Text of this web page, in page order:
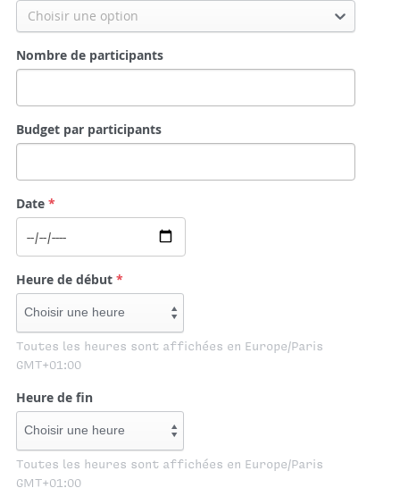
Choisir une option
Nombre de participants
Budget par participants
Date*
Heure de début*
Toutes les heures sont affichées en Europe/Paris
GMT+01:00
Heure de fin
Toutes les heures sont affichées en Europe/Paris
GMT+01:00